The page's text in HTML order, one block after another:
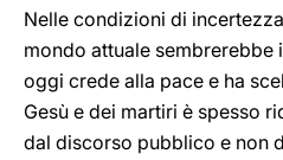
Nelle condizioni di
mondo attuale sembrerebbe
oggi crede alla pace e ha
Gesù e dei martiri è spesso
dal discorso pubblico e non